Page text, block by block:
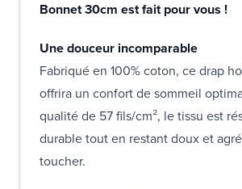
Bonnet 30cm est fait pour vous !
Une douceur incomparable
Fabriqué en 100% coton, ce drap
offrira un confort de sommeil
qualité de 57 fils/cm², le tissu est
durable tout en restant doux et
toucher.